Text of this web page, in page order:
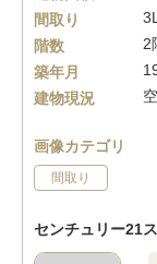
間取り
階数
2
築年月
建物現況
画像カテゴリ
間取り
センチュリー21